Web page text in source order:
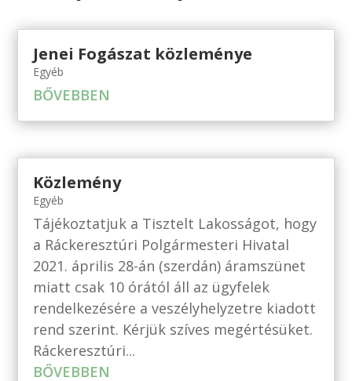
Jenei Fogászat közleménye
Egyéb
BŐVEBBEN
Közlemény
Egyéb
Tájékoztatjuk a Tisztelt Lakosságot, hogy
a Ráckeresztúri Polgármesteri Hivatal
2021. április 28-án (szerdán) áramszünet
miatt csak 10 órától áll az ügyfelek
rendelkezésére a veszélyhelyzetre kiadott
rend szerint. Kérjük szíves megértésüket.
Ráckeresztúri...
BŐVEBBEN